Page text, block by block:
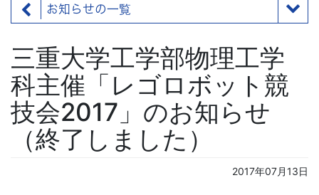
お知らせの一覧
三重大学工学部物理工学
科主催「レゴロボット競
技会2017」のお知らせ
（終了しました）
2017年07月13日